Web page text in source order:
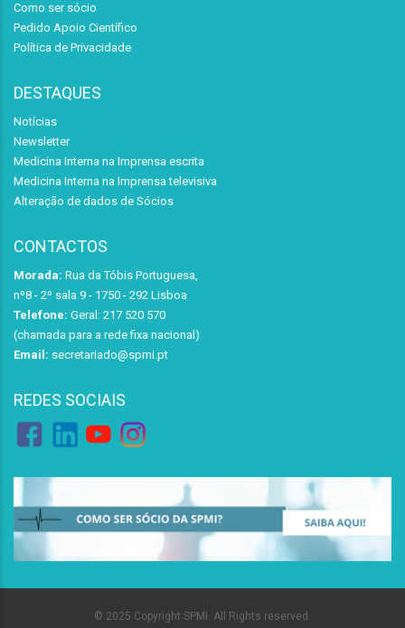
Como ser sócio
Pedido Apoio Científico
Política de Privacidade
DESTAQUES
Notícias
Newsletter
Medicina Interna na Imprensa escrita
Medicina Interna na Imprensa televisiva
Alteração de dados de Sócios
CONTACTOS
Morada: Rua da Tóbis Portuguesa,
nº8 - 2º sala 9 - 1750 - 292 Lisboa
Telefone: Geral: 217 520 570
(chamada para a rede fixa nacional)
Email: secretariado@spmi.pt
REDES SOCIAIS
© 2025 Copyright SPMI. All Rights reserved.